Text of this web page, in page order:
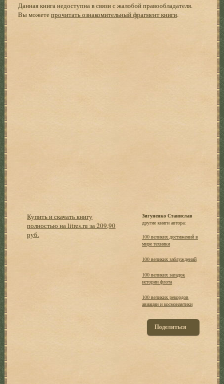
Данная книга недоступна в связи с жалобой правообладателя.
Вы можетепрочитать ознакомительный фрагмент книги.
Купить и скачать книгу
полностью на litres.ru за 209,90
руб.
Зигуненко Станислав
другие книги автора:
100 великих достижений в
мире техники
100 великих заблуждений
100 великих загадок
истории флота
100 великих рекордов
авиации и космонавтики
Поделиться